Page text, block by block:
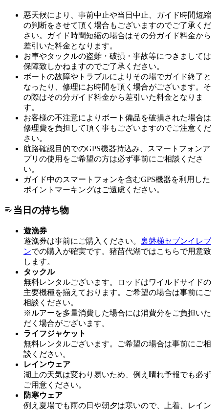
悪天候により、事前中止や当日中止、ガイド時間短縮
の判断をさせて頂く場合もございますのでご了承くだ
さい。ガイド時間短縮の場合はその分ガイド料金から
差引いた料金となります。
お車やタックルの盗難・破損・事故等につきましては
保障致しかねますのでご了承ください。
ボートの故障やトラブルによりその場でガイド終了と
なったり、修理にお時間を頂く場合がございます。そ
の際はその分ガイド料金から差引いた料金となりま
す。
お客様の不注意によりボート備品を破損された場合は
修理費を負担して頂く事もございますのでご注意くだ
さい。
航路確認目的でのGPS機器持込み、スマートフォンア
プリの使用をご希望の方は必ず事前にご相談くださ
い。
ガイド中のスマートフォンを含むGPS機器を利用した
ポイントマーキングはご遠慮ください。
当日の持ち物
遊漁券
遊漁券は事前にご購入ください。 裏磐梯セブンイレブ
ンでの購入が確実です。猪苗代湖ではこちらで用意致
します。
タックル
無料レンタルございます。ロッドはワイルドサイドの
主要機種を揃えております。ご希望の場合は事前にご
相談ください。
※ルアーを多量消費した場合には消費分をご負担いた
だく場合がございます。
ライフジャケット
無料レンタルございます。ご希望の場合は事前にご相
談ください。
レインウェア
湖上の天気は変わり易いため、例え晴れ予報でも必ず
ご用意ください。
防寒ウェア
例え夏場でも雨の日や朝夕は寒いので、上着、レイン